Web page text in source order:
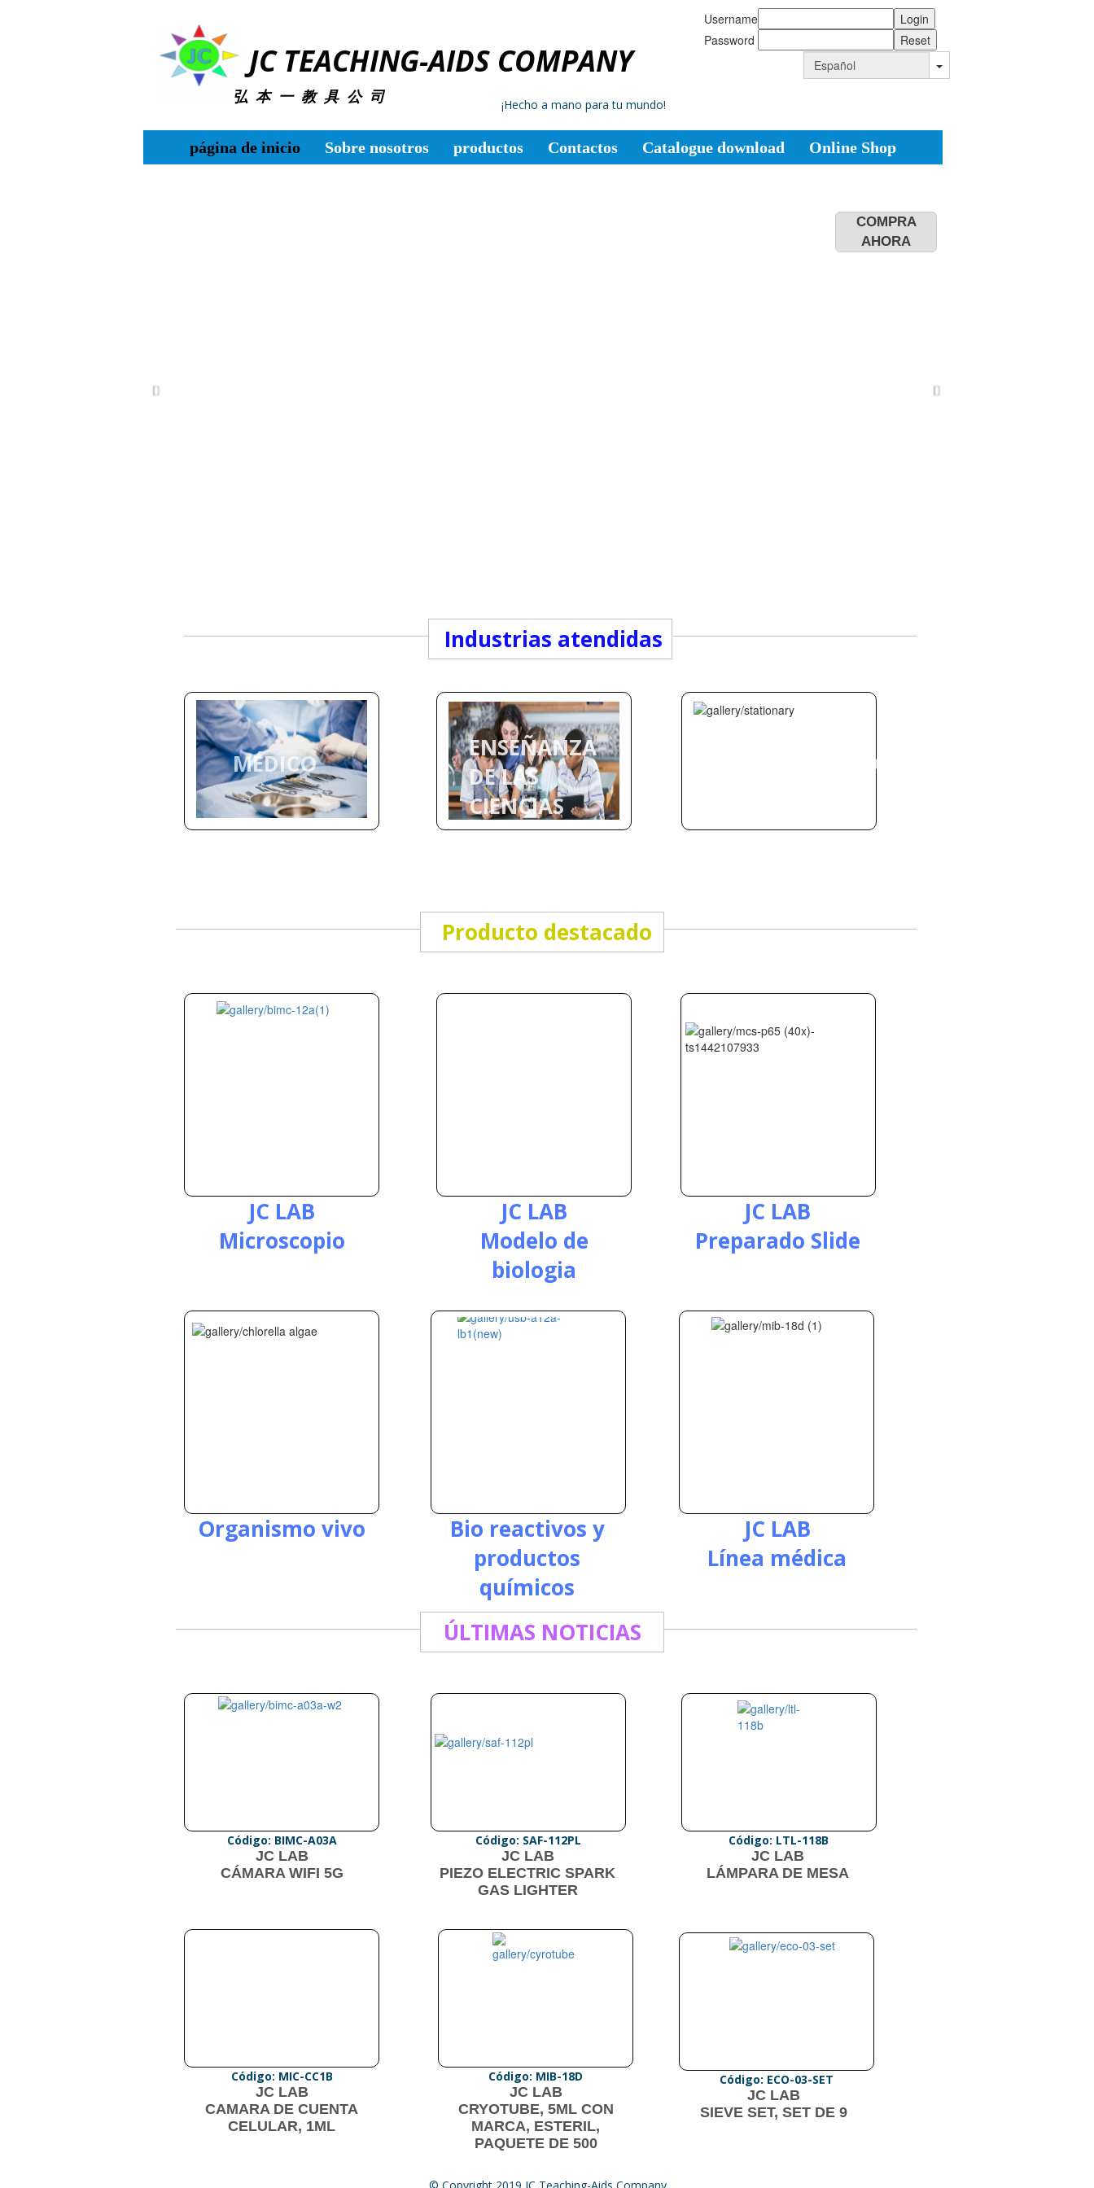
弘 本 一 教 具 公 司
JC TEACHING-AIDS COMPANY
Username
Password
¡Hecho a mano para tu mundo!
página de inicio Sobre nosotros productos Contactos Catalogue download Online Shop
COMPRA
AHORA
Industrias atendidas
MÉDICO
ENSEÑANZA
DE LAS
CIENCIAS
ESTACIONARIO
Producto destacado
JC LAB
Microscopio
JC LAB
Modelo de
biologia
JC LAB
Preparado Slide
Organismo vivo
Bio reactivos y
productos
químicos
JC LAB
Línea médica
ÚLTIMAS NOTICIAS
JC LAB
CÁMARA WIFI 5G
JC LAB
PIEZO ELECTRIC SPARK
GAS LIGHTER
JC LAB
LÁMPARA DE MESA
Código: BIMC-A03A Código: SAF-112PL Código: LTL-118B
JC LAB
CAMARA DE CUENTA
CELULAR, 1ML
Código: MIC-CC1B
JC LAB
CRYOTUBE, 5ML CON
MARCA, ESTERIL,
PAQUETE DE 500
Código: MIB-18D
JC LAB
SIEVE SET, SET DE 9
Código: ECO-03-SET